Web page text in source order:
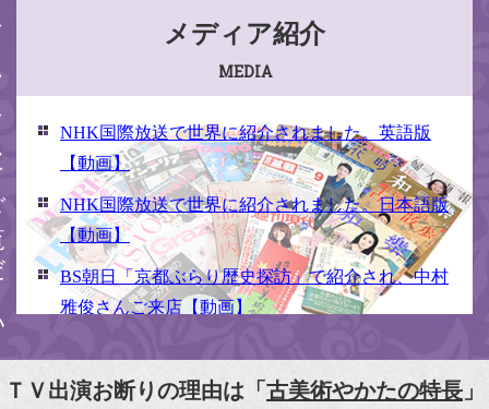
い メディア紹介
MEDIA
NHK国際放送で世界に紹介されました。英語版
【動画】
NHK国際放送で世界に紹介されました。日本語版
【動画】
BS朝日「京都ぶらり歴史探訪」で紹介され、中村
雅俊さんご来店【動画】
【動画】
ＴＶ出演お断りの理由は「古美術やかたの特長 」